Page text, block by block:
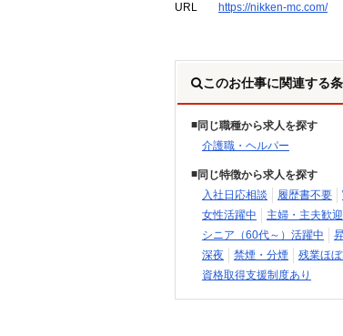
URL
https://nikken-mc.com/
このお仕事に関連する
同じ職種から求人を探す
介護職・ヘルパー
同じ特徴から求人を探す
入社日応相談
履歴書不要
女性活躍中
主婦・主夫歓迎
シニア（60代～）活躍中
深夜
禁煙・分煙 残業ほ
資格取得支援制度あり